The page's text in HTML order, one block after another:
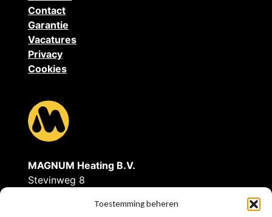
Toestemming beheren
Contact
Garantie
Vacatures
Privacy
Cookies
MAGNUM Heating B.V.
Stevinweg 8